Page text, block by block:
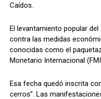
Caídos.
El levantamiento popular
contra las medidas
conocidas como el
Monetario Internacional
Esa fecha quedó inscrita
cerros”. Las